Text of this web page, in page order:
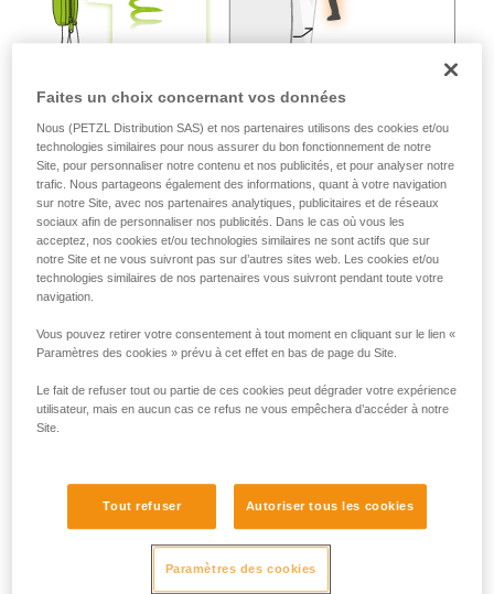
Faites un choix concernant vos données
Nous (PETZL Distribution SAS) et nos partenaires utilisons des cookies et/ou
technologies similaires pour nous assurer du bon fonctionnement de notre
Site, pour personnaliser notre contenu et nos publicités, et pour analyser notre
trafic. Nous partageons également des informations, quant à votre navigation
sur notre Site, avec nos partenaires analytiques, publicitaires et de réseaux
sociaux afin de personnaliser nos publicités. Dans le cas où vous les
acceptez, nos cookies et/ou technologies similaires ne sont actifs que sur
notre Site et ne vous suivront pas sur d’autres sites web. Les cookies et/ou
technologies similaires de nos partenaires vous suivront pendant toute votre
navigation.
Vous pouvez retirer votre consentement à tout moment en cliquant sur le lien «
Paramètres des cookies » prévu à cet effet en bas de page du Site.
Le fait de refuser tout ou partie de ces cookies peut dégrader votre expérience
utilisateur, mais en aucun cas ce refus ne vous empêchera d’accéder à notre
Site.
Tout refuser Autoriser tous les cookies
Paramètres des cookies